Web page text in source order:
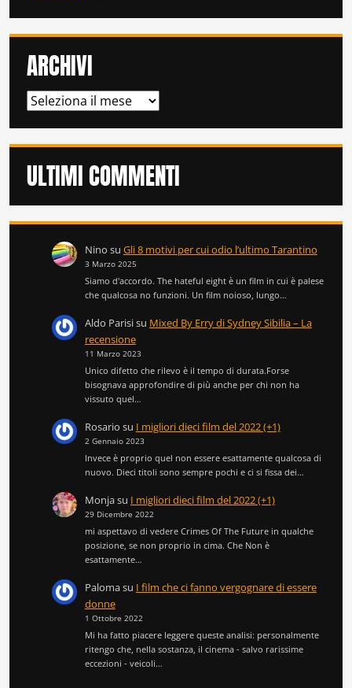
ARCHIVI
ARCHIVI
ULTIMI COMMENTI
Nino su Gli 8 motivi per cui odio l’ultimo Tarantino
3 Marzo 2025
Siamo d'accordo. The hateful eight è un film in cui è palese
che qualcosa no funzioni. Un film noioso, lungo…
Aldo Parisisu Mixed By Erry di Sydney Sibilia – La
recensione
11 Marzo 2023
Unico difetto che rilevo è il tempo di durata.Forse
bisognava approfondire di più anche per chi non ha
vissuto quel…
Rosario su I migliori dieci film del 2022 (+1)
2 Gennaio 2023
Invece è proprio quel non essere esattamente qualcosa di
nuovo. Dieci titoli sono sempre pochi e ci si fissa dei…
Monjasu I migliori dieci film del 2022 (+1)
29 Dicembre 2022
mi aspettavo di vedere Crimes Of The Future in qualche
posizione, se non proprio in cima. Che Non è
esattamente…
Palomasu I film che ci fanno vergognare di essere
donne
1 Ottobre 2022
Mi ha fatto piacere leggere queste analisi: personalmente
ritengo che, nella sostanza, il cinema - salvo rarissime
eccezioni - veicoli…